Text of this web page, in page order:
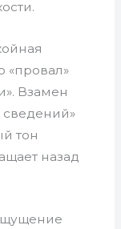
«провал»
Взамен
сведений»
тон
назад